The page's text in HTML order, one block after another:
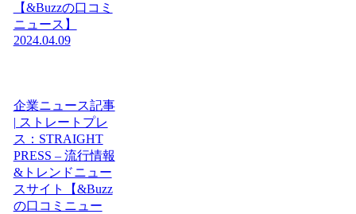
【&Buzzの口コミ
ニュース】
2024.04.09
企業ニュース記事
| ストレートプレ
ス：STRAIGHT
PRESS – 流行情報
&トレンドニュー
スサイト【&Buzz
の口コミニュー